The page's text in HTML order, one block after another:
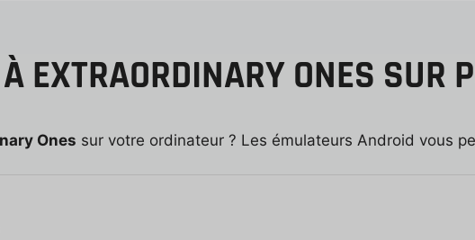
EXTRAORDINARY ONES SUR
Ones sur votre ordinateur ? Les émulateurs Android vous